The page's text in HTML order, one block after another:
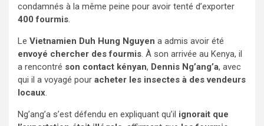
condamnés à la même peine pour avoir tenté d’exporter
400 fourmis.
Le Vietnamien Duh Hung Nguyen a admis avoir été
envoyé chercher des fourmis. À son arrivée au Kenya, il
a rencontré son contact kényan, Dennis Ng’ang’a, avec
qui il a voyagé pour acheter les insectes à des vendeurs
locaux.
Ng’ang’a s’est défendu en expliquant qu’il ignorait que